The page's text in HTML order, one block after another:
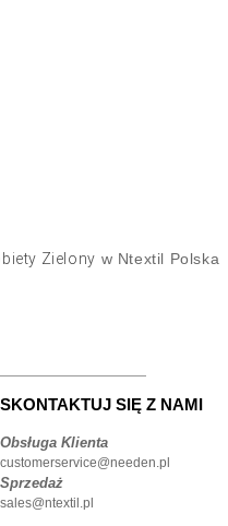
Zielony w Ntextil Polska
SKONTAKTUJ SIĘ Z NAMI
Obsługa Klienta
customerservice@needen.pl
Sprzedaż
sales@ntextil.pl